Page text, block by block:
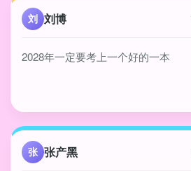
刘 刘博
2028年一定要考上一个好的一本
张 张产黑